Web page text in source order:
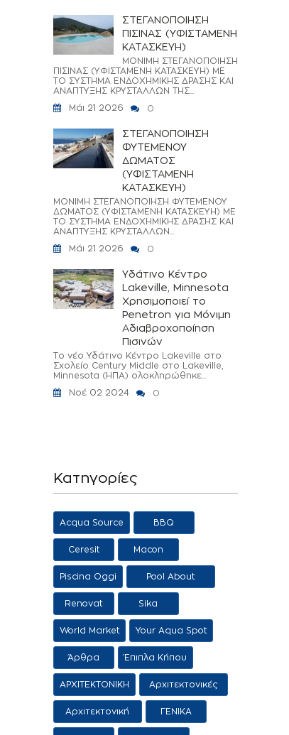
ΣΤΕΓΑΝΟΠΟΙΗΣΗ
ΠΙΣΙΝΑΣ (ΥΦΙΣΤΑΜΕΝΗ
ΚΑΤΑΣΚΕΥΗ)
ΜΟΝΙΜΗ ΣΤΕΓΑΝΟΠΟΙΗΣΗ
ΠΙΣΙΝΑΣ (ΥΦΙΣΤΑΜΕΝΗ ΚΑΤΑΣΚΕΥΗ) ΜΕ
ΤΟ ΣΥΣΤΗΜΑ ΕΝΔΟΧΗΜΙΚΗΣ ΔΡΑΣΗΣ ΚΑΙ
ΑΝΑΠΤΥΞΗΣ ΚΡΥΣΤΑΛΛΩΝ ΤΗΣ...
Μάι 21 2026
0
ΣΤΕΓΑΝΟΠΟΙΗΣΗ
ΦΥΤΕΜΕΝΟΥ
ΔΩΜΑΤΟΣ
(ΥΦΙΣΤΑΜΕΝΗ
ΚΑΤΑΣΚΕΥΗ)
ΜΟΝΙΜΗ ΣΤΕΓΑΝΟΠΟΙΗΣΗ ΦΥΤΕΜΕΝΟΥ
ΔΩΜΑΤΟΣ (ΥΦΙΣΤΑΜΕΝΗ ΚΑΤΑΣΚΕΥΗ) ΜΕ
ΤΟ ΣΥΣΤΗΜΑ ΕΝΔΟΧΗΜΙΚΗΣ ΔΡΑΣΗΣ ΚΑΙ
ΑΝΑΠΤΥΞΗΣ ΚΡΥΣΤΑΛΛΩΝ...
Μάι 21 2026
0
Υδάτινο Κέντρο
Lakeville, Minnesota
Χρησιμοποιεί το
Penetron για Μόνιμη
Αδιαβροχοποίηση
Πισινών
Το νέο Υδάτινο Κέντρο Lakeville στο
Σχολείο Century Middle στο Lakeville,
Minnesota (ΗΠΑ) ολοκληρώθηκε...
Νοέ 02 2024
0
Κατηγορίες
Acqua Source BBQ
Ceresit Macon
Piscina Oggi
Pool About
Salon
Renovat
Sika
World Market Your Aqua Spot
Άρθρα Έπιπλα Κήπου
ΑΡΧΙΤΕΚΤΟΝΙΚΗ
Αρχιτεκτονικές
προτάσεις
Αρχιτεκτονική
Τοπίου
ΓΕΝΙΚΑ